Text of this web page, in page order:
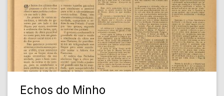
[Conteúdo Gerado por Inteligência Artificial,
pode conter erros]
Echos do Minho